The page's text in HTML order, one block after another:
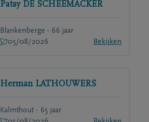
Patsy DE SCHEEMACKER
Blankenberge - 66 jaar
05/08/2026
Bekijken
Herman LATHOUWERS
Kalmthout - 65 jaar